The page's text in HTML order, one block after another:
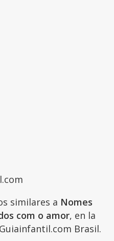
similares a Nomes
com o amor, en la
Brasil.